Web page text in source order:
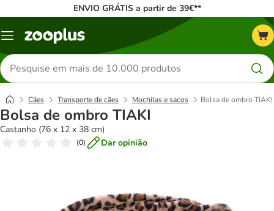
ENVIO GRÁTIS a partir de 39€**
Menu
Pesquisar
produtos
Cães Transporte de cães Mochilas e sacos Bolsa de ombro TIAKI
Bolsa de ombro TIAKI
Castanho (76 x 12 x 38 cm)
(0) Dar opinião